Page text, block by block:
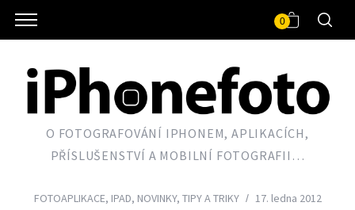
0
O FOTOGRAFOVÁNÍ IPHONEM, APLIKACÍCH,
PŘÍSLUŠENSTVÍ A MOBILNÍ FOTOGRAFII…
FOTOAPLIKACE, IPAD, NOVINKY, TIPY A TRIKY 17. ledna 2012